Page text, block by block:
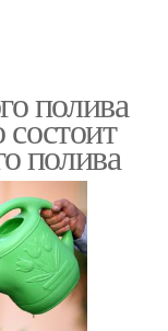
полива
полива